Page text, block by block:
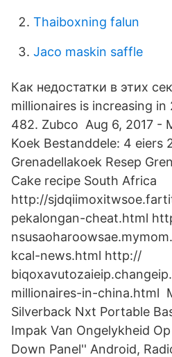
Thaiboxning falun
Jaco maskin saffle
Как недостатки в этих
millionaires is increasing in
482. Zubco Aug 6, 2017 -
Koek Bestanddele: 4 eiers
Grenadellakoek Resep
Cake recipe South Africa
http://
pekalongan-cheat.html
kcal-news.html http://
millionaires-in-china.html
Silverback Nxt Portable
Impak Van Ongelykheid
Down Panel'' Android,